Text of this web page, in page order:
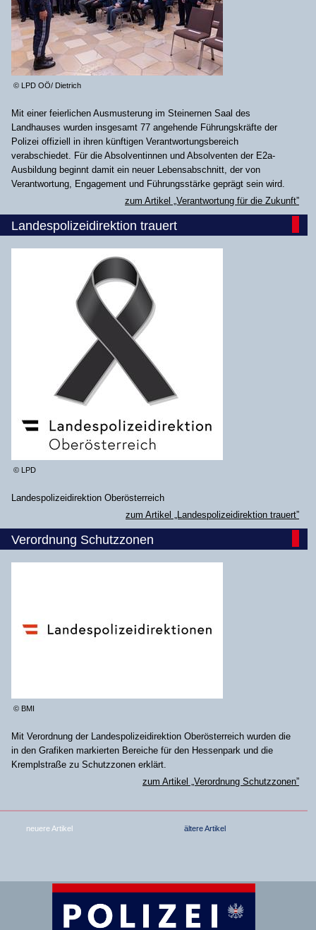
© LPD OÖ/ Dietrich
Mit einer feierlichen Ausmusterung im Steinernen Saal des
Landhauses wurden insgesamt 77 angehende Führungskräfte der
Polizei offiziell in ihren künftigen Verantwortungsbereich
verabschiedet. Für die Absolventinnen und Absolventen der E2a-
Ausbildung beginnt damit ein neuer Lebensabschnitt, der von
Verantwortung, Engagement und Führungsstärke geprägt sein wird.
zum Artikel „Verantwortung für die Zukunft”
Landespolizeidirektion trauert
© LPD
Landespolizeidirektion Oberösterreich
zum Artikel „Landespolizeidirektion trauert”
Verordnung Schutzzonen
© BMI
Mit Verordnung der Landespolizeidirektion Oberösterreich wurden die
in den Grafiken markierten Bereiche für den Hessenpark und die
Kremplstraße zu Schutzzonen erklärt.
zum Artikel „Verordnung Schutzzonen”
neuere Artikel ältere Artikel